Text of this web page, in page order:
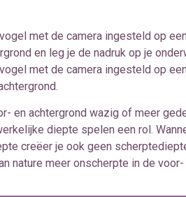
met de camera ingesteld op
en leg je de nadruk op je
met de camera ingesteld op
en achtergrond wazig of meer
diepte spelen een rol.
creëer je ook geen
nature meer onscherpte in de